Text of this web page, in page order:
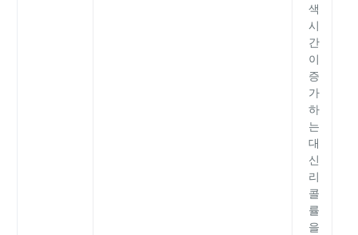
색
시
간
이
증
가
하
는
대
신
리
콜
률
을